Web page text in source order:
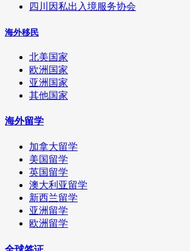
四川因私出入境服务协会
海外移民
北美国家
欧洲国家
亚洲国家
其他国家
海外留学
加拿大留学
美国留学
英国留学
澳大利亚留学
新西兰留学
亚洲留学
欧洲留学